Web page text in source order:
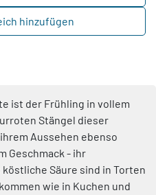
hinzufügen
ist der Frühling in vollem
Stängel dieser
Aussehen ebenso
Geschmack - ihr
Säure sind in Torten
wie in Kuchen und